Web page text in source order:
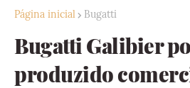
Página inicial Bugatti
Bugatti Galibier
produzido